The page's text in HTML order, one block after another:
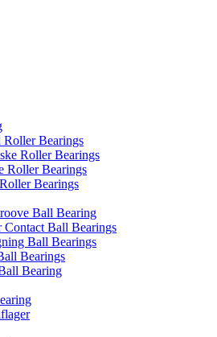
Roller Bearings
Roller Bearings
Roller Bearings
Bearings
Ball Bearing
Contact Ball Bearings
Ball Bearings
Bearings
Bearing